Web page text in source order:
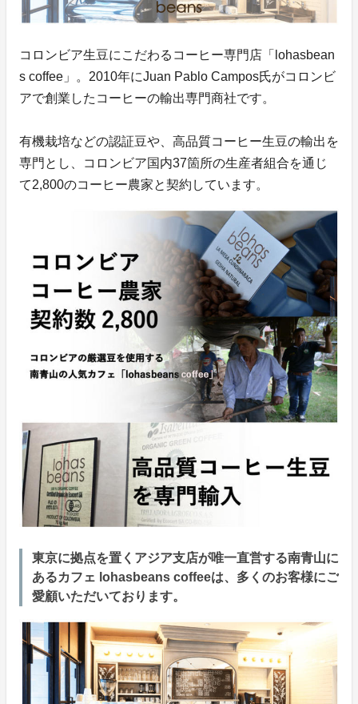
コロンビア生豆にこだわるコーヒー専門店「lohasbean
s coffee」。2010年にJuan Pablo Campos氏がコロンビ
アで創業したコーヒーの輸出専門商社です。
有機栽培などの認証豆や、高品質コーヒー生豆の輸出を
専門とし、コロンビア国内37箇所の生産者組合を通じ
て2,800のコーヒー農家と契約しています。
東京に拠点を置くアジア支店が唯一直営する南青山に
あるカフェ lohasbeans coffeeは、多くのお客様にご
愛顧いただいております。